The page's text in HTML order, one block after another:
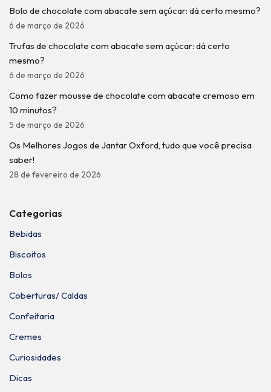
Bolo de chocolate com abacate sem açúcar: dá certo mesmo?
6 de março de 2026
Trufas de chocolate com abacate sem açúcar: dá certo
mesmo?
6 de março de 2026
Como fazer mousse de chocolate com abacate cremoso em
10 minutos?
5 de março de 2026
Os Melhores Jogos de Jantar Oxford, tudo que você precisa
saber!
28 de fevereiro de 2026
Categorias
Bebidas
Biscoitos
Bolos
Coberturas/ Caldas
Confeitaria
Cremes
Curiosidades
Dicas